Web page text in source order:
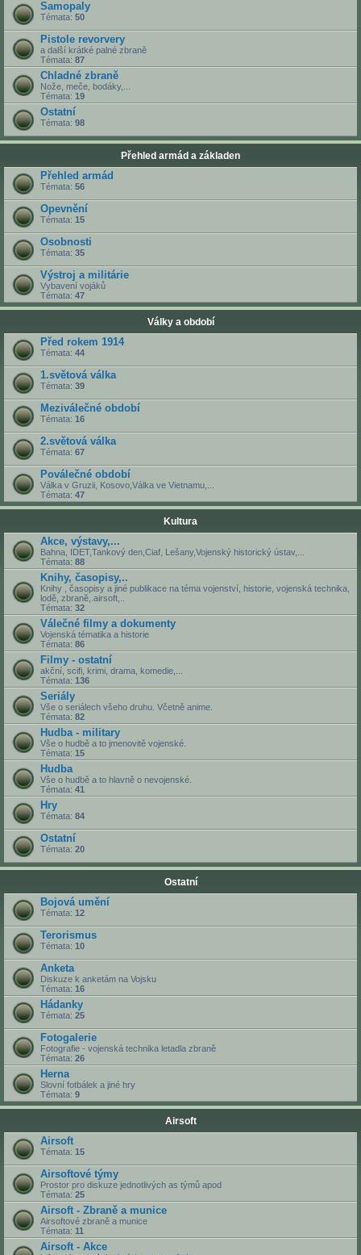
Samopaly
Témata: 50
Pistole revorvery
a další krátké palné zbraně
Témata: 87
Chladné zbraně
Nože, meče, bodáky,...
Témata: 19
Ostatní
Témata: 98
Přehled armád a základen
Přehled armád
Témata: 56
Opevnění
Témata: 15
Osobnosti
Témata: 35
Výstroj a militárie
Vybavení vojáků
Témata: 47
Války a období
Před rokem 1914
Témata: 44
1.světová válka
Témata: 39
Meziválečné období
Témata: 16
2.světová válka
Témata: 67
Poválečné období
Válka v Gruzii, Kosovo,Válka ve Vietnamu,...
Témata: 47
Kultura
Akce, výstavy,...
Bahna, IDET,Tankový den,Ciaf, Lešany,Vojenský historický ústav,...
Témata: 88
Knihy, časopisy,..
Knihy , časopisy a jiné publikace na téma vojenství, historie, vojenská technika,
lodě, zbraně,.airsoft,..
Témata: 32
Válečné filmy a dokumenty
Vojenská tématika a historie
Témata: 86
Filmy - ostatní
akční, scifi, krimi, drama, komedie,...
Témata: 136
Seriály
Vše o seriálech všeho druhu. Včetně anime.
Témata: 82
Hudba - military
Vše o hudbě a to jmenovitě vojenské.
Témata: 15
Hudba
Vše o hudbě a to hlavně o nevojenské.
Témata: 41
Hry
Témata: 84
Ostatní
Témata: 20
Ostatní
Bojová umění
Témata: 12
Terorismus
Témata: 10
Anketa
Diskuze k anketám na Vojsku
Témata: 16
Hádanky
Témata: 25
Fotogalerie
Fotografie - vojenská technika letadla zbraně
Témata: 26
Herna
Slovní fotbálek a jiné hry
Témata: 9
Airsoft
Airsoft
Témata: 15
Airsoftové týmy
Prostor pro diskuze jednotlivých as týmů apod
Témata: 25
Airsoft - Zbraně a munice
Airsoftové zbraně a munice
Témata: 11
Airsoft - Akce